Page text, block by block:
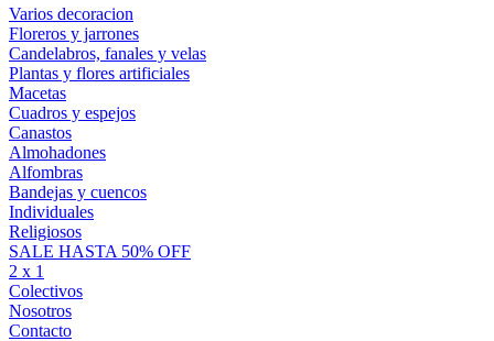
Varios decoracion
Floreros y jarrones
Candelabros, fanales y velas
Plantas y flores artificiales
Macetas
Cuadros y espejos
Canastos
Almohadones
Alfombras
Bandejas y cuencos
Individuales
Religiosos
SALE HASTA 50% OFF
2 x 1
Colectivos
Nosotros
Contacto